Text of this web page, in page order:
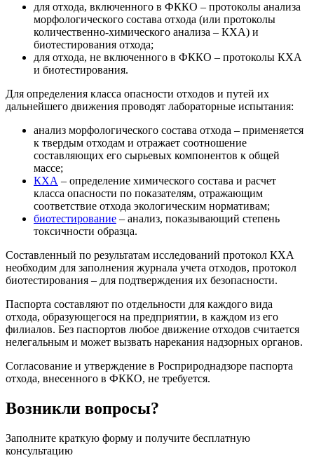
для отхода, включенного в ФККО – протоколы анализа
морфологического состава отхода (или протоколы
количественно-химического анализа – КХА) и
биотестирования отхода;
для отхода, не включенного в ФККО – протоколы КХА
и биотестирования.
Для определения класса опасности отходов и путей их
дальнейшего движения проводят лабораторные испытания:
анализ морфологического состава отхода – применяется
к твердым отходам и отражает соотношение
составляющих его сырьевых компонентов к общей
массе;
КХА – определение химического состава и расчет
класса опасности по показателям, отражающим
соответствие отхода экологическим нормативам;
биотестирование – анализ, показывающий степень
токсичности образца.
Составленный по результатам исследований протокол КХА
необходим для заполнения журнала учета отходов, протокол
биотестирования – для подтверждения их безопасности.
Паспорта составляют по отдельности для каждого вида
отхода, образующегося на предприятии, в каждом из его
филиалов. Без паспортов любое движение отходов считается
нелегальным и может вызвать нарекания надзорных органов.
Согласование и утверждение в Росприроднадзоре паспорта
отхода, внесенного в ФККО, не требуется.
Возникли вопросы?
Заполните краткую форму и получите бесплатную
консультацию